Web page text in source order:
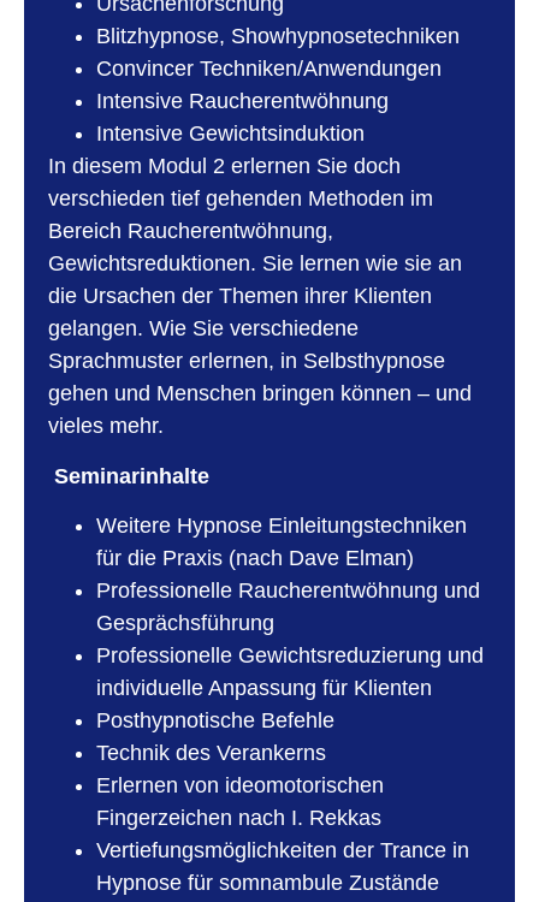
Blitzhypnose, Showhypnosetechniken
Convincer Techniken/Anwendungen
Intensive Raucherentwöhnung
Intensive Gewichtsinduktion
In diesem Modul 2 erlernen Sie doch
verschieden tief gehenden Methoden im
Bereich Raucherentwöhnung,
Gewichtsreduktionen. Sie lernen wie sie an
die Ursachen der Themen ihrer Klienten
gelangen. Wie Sie verschiedene
Sprachmuster erlernen, in Selbsthypnose
gehen und Menschen bringen können – und
vieles mehr.
Seminarinhalte
Weitere Hypnose Einleitungstechniken
für die Praxis (nach Dave Elman)
Professionelle Raucherentwöhnung und
Gesprächsführung
Professionelle Gewichtsreduzierung und
individuelle Anpassung für Klienten
Posthypnotische Befehle
Technik des Verankerns
Erlernen von ideomotorischen
Fingerzeichen nach I. Rekkas
Vertiefungsmöglichkeiten der Trance in
Hypnose für somnambule Zustände